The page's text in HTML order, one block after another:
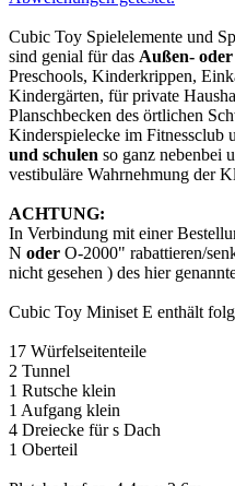
Cubic Toy Spielelemente und
sind genial für das Außen-
Preschools, Kinderkrippen,
Kindergärten, für private
Planschbecken des örtlichen
Kinderspielecke im Fitnessclub
und schulen so ganz nebenbei
vestibuläre Wahrnehmung der
ACHTUNG:
In Verbindung mit einer
N oder O-2000" rabattieren/
nicht gesehen ) des hier
Cubic Toy Miniset E enthält
17 Würfelseitenteile
2 Tunnel
1 Rutsche klein
1 Aufgang klein
4 Dreiecke für s Dach
1 Oberteil